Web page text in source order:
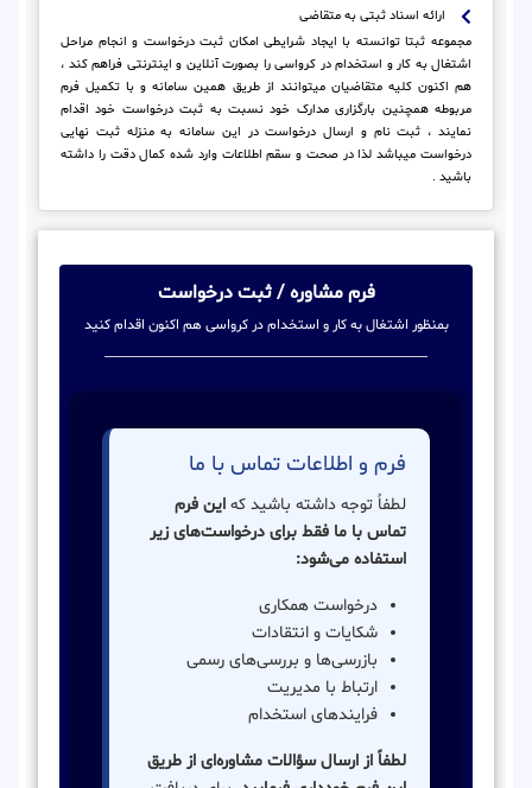
ارائه اسناد ثبتی به متقاضی
مجموعه ثبتا توانسته با ایجاد شرایطی امکان ثبت درخواست و انجام مراحل
اشتغال به کار و استخدام در کرواسی را بصورت آنلاین و اینترنتی فراهم کند ،
هم اکنون کلیه متقاضیان میتوانند از طریق همین سامانه و با تکمیل فرم
مربوطه همچنین بارگزاری مدارک خود نسبت به ثبت درخواست خود اقدام
نمایند ، ثبت نام و ارسال درخواست در این سامانه به منزله ثبت نهایی
درخواست میباشد لذا در صحت و سقم اطلاعات وارد شده کمال دقت را داشته
باشید .
فرم مشاوره / ثبت درخواست
بمنظور اشتغال به کار و استخدام در کرواسی هم اکنون اقدام کنید
فرم و اطلاعات تماس با ما
لطفاً توجه داشته باشید که این فرم
تماس با ما فقط برای درخواست‌های زیر
استفاده می‌شود:
درخواست همکاری
شکایات و انتقادات
بازرسی‌ها و بررسی‌های رسمی
ارتباط با مدیریت
فرایندهای استخدام
لطفاً از ارسال سؤالات مشاوره‌ای از طریق